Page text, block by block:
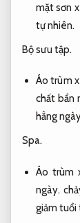
mặt sơn
tự nhiên.
Bộ sưu tập.
Áo trùm
chất bẩn
hằng
Spa.
Áo trùm
ngày.
giảm tuổi